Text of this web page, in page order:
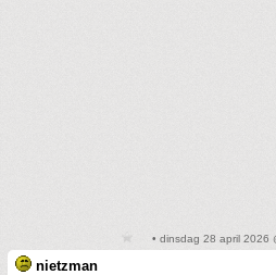
• dinsdag 28 april 2026
nietzman